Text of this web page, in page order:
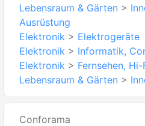
Lebensraum & Gärten >
Ausrüstung
Elektronik > Elektrogeräte
Elektronik > Informatik,
Elektronik > Fernsehen, Hi-
Lebensraum & Gärten >
Conforama